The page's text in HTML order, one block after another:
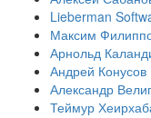
Lieberman
Максим
Арнольд
Андрей Конусов
Александр
Теймур